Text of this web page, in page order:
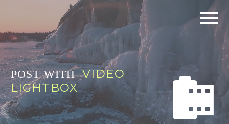


POST WITH VIDEO
LIGHTBOX